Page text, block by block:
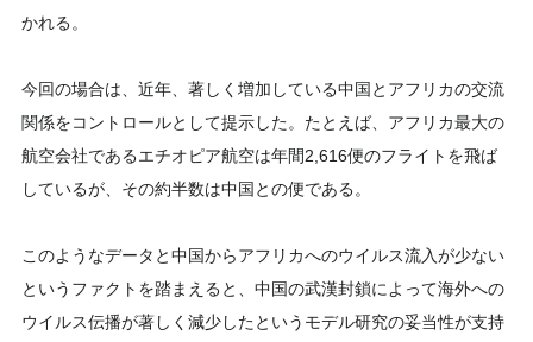
かれる。
今回の場合は、近年、著しく増加している中国とアフリカの交流
関係をコントロールとして提示した。たとえば、アフリカ最大の
航空会社であるエチオピア航空は年間2,616便のフライトを飛ば
しているが、その約半数は中国との便である。
このようなデータと中国からアフリカへのウイルス流入が少ない
というファクトを踏まえると、中国の武漢封鎖によって海外への
ウイルス伝播が著しく減少したというモデル研究の妥当性が支持